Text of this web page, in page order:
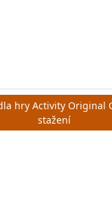
hry Activity Original
stažení